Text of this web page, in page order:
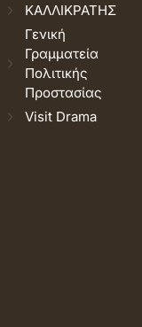
ΚΑΛΛΙΚΡΑΤΗΣ
Γενική
Γραμματεία
Πολιτικής
Προστασίας
Visit Drama